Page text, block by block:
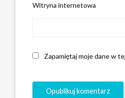
Witryna internetowa
Zapamiętaj moje dane w